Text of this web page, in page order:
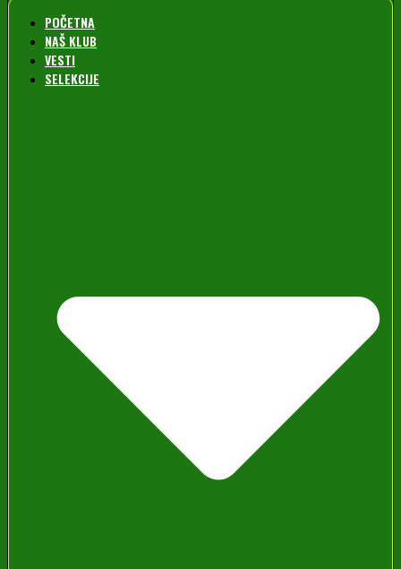
POČETNA
NAŠ KLUB
VESTI
SELEKCIJE